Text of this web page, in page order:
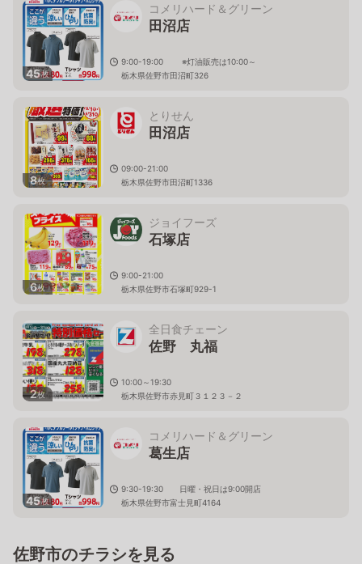
45枚
コメリハード＆グリーン
田沼店
9:00-19:00 ※灯油販売は10:00～
栃木県佐野市田沼町326
8枚
とりせん
田沼店
09:00-21:00
栃木県佐野市田沼町1336
6枚
ジョイフーズ
石塚店
9:00-21:00
栃木県佐野市石塚町929-1
2枚
全日食チェーン
佐野 丸福
10:00～19:30
栃木県佐野市赤見町３１２３－２
45枚
コメリハード＆グリーン
葛生店
9:30-19:30 日曜・祝日は9:00開店
栃木県佐野市富士見町4164
佐野市のチラシを見る